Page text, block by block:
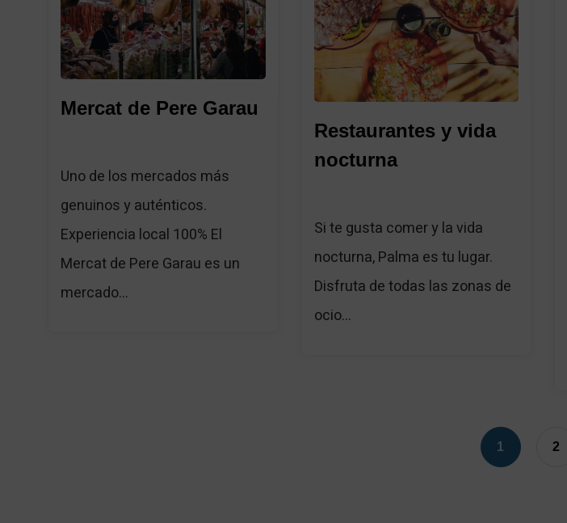
Mercat de Pere Garau
Uno de los mercados más
genuinos y auténticos.
Experiencia local 100% El
Mercat de Pere Garau es un
mercado...
Restaurantes y vida
nocturna
Si te gusta comer y la vida
nocturna, Palma es tu lugar.
Disfruta de todas las zonas de
ocio...
1 2